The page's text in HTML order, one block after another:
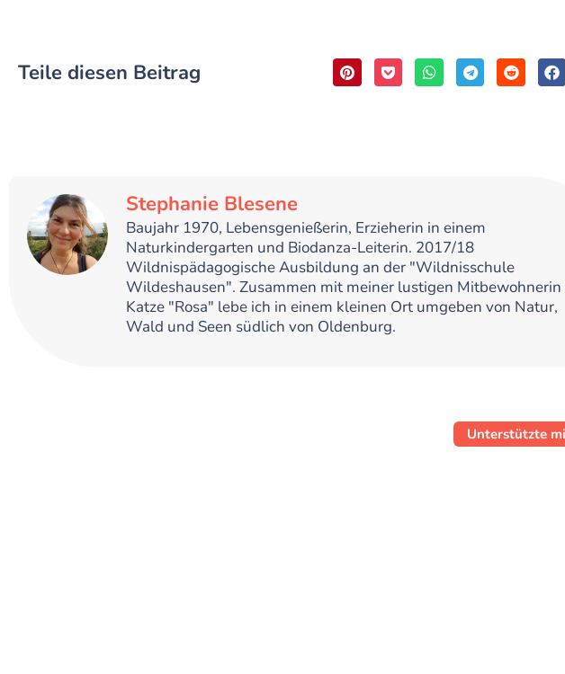
Teile diesen Beitrag
Stephanie Blesene
Baujahr 1970, Lebensgenießerin, Erzieherin in einem
Naturkindergarten und Biodanza-Leiterin. 2017/18
Wildnispädagogische Ausbildung an der "Wildnisschule
Wildeshausen". Zusammen mit meiner lustigen Mitbewohnerin
Katze "Rosa" lebe ich in einem kleinen Ort umgeben von Natur,
Wald und Seen südlich von Oldenburg.
Unterstützte